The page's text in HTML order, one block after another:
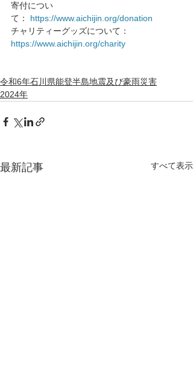
寄付につい
て： https://www.aichijin.org/donation
チャリティーグッズについて：
https://www.aichijin.org/charity
令和6年石川県能登半島地震及び豪雨災害
2024年
最新記事 すべて表示